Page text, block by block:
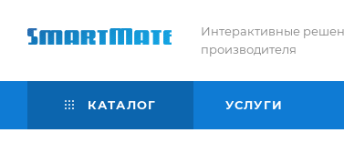
Интерактивные
производителя
КАТАЛОГ УСЛУГИ